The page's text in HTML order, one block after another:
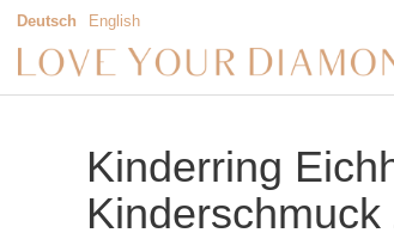
Deutsch English
Kinderring